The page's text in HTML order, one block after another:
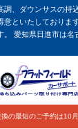
調、ダウンサスの持
意といたしておりま
愛知県日進市は名
の最短のご予約は10